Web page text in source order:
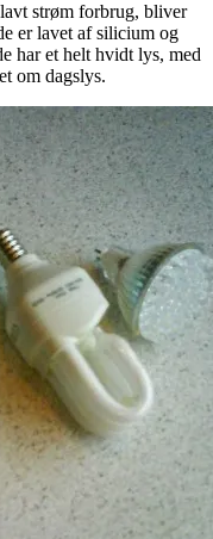
strøm forbrug, bliver
er lavet af silicium og
har et helt hvidt lys, med
om dagslys.